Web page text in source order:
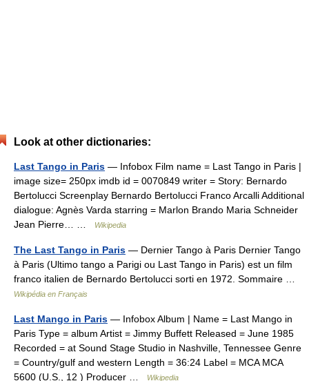
Look at other dictionaries:
Last Tango in Paris — Infobox Film name = Last Tango in Paris |
image size= 250px imdb id = 0070849 writer = Story: Bernardo
Bertolucci Screenplay Bernardo Bertolucci Franco Arcalli Additional
dialogue: Agnès Varda starring = Marlon Brando Maria Schneider
Jean Pierre… …
Wikipedia
The Last Tango in Paris — Dernier Tango à Paris Dernier Tango
à Paris (Ultimo tango a Parigi ou Last Tango in Paris) est un film
franco italien de Bernardo Bertolucci sorti en 1972. Sommaire …
Wikipédia en Français
Last Mango in Paris — Infobox Album | Name = Last Mango in
Paris Type = album Artist = Jimmy Buffett Released = June 1985
Recorded = at Sound Stage Studio in Nashville, Tennessee Genre
= Country/gulf and western Length = 36:24 Label = MCA MCA
5600 (U.S., 12 ) Producer …
Wikipedia